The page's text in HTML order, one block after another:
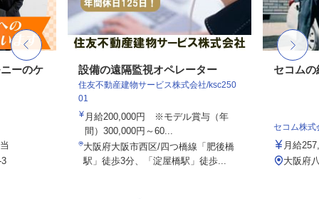
ーのケ 設備の遠隔監視オペレーター
住友不動産建物サービス株式会社/ksc250
01
月給200,000円 ※モデル賞与（年
間）300,000円～60...
大阪府大阪市西区/四つ橋線「肥後橋
駅」徒歩3分、「淀屋橋駅」徒歩...
セコムの
セコム株式
月給
大阪府